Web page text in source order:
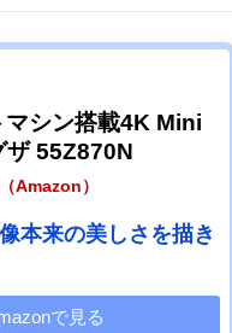
マシン搭載4K Mini
ザ 55Z870N
Amazon）
本来の美しさを描き
で見る